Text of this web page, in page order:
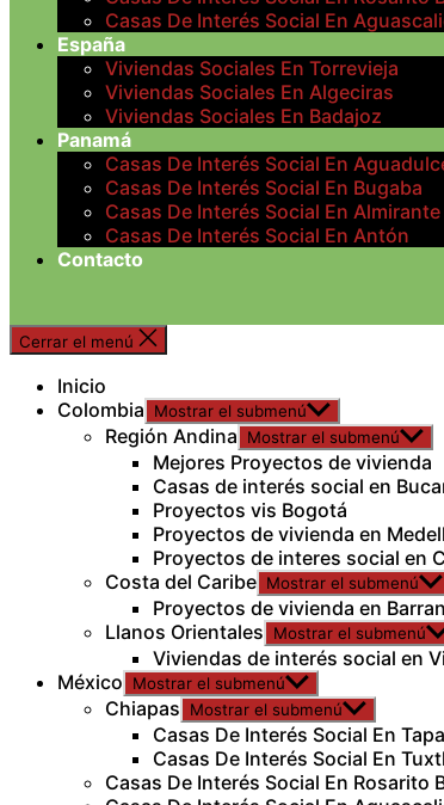
Casas De Interés Social En
España
Viviendas Sociales En Torrevieja
Viviendas Sociales En Algeciras
Viviendas Sociales En Badajoz
Panamá
Casas De Interés Social En
Casas De Interés Social En Bugaba
Casas De Interés Social En Almirante
Casas De Interés Social En Antón
Contacto
Cerrar el menú
Inicio
Colombia
Mostrar el submenú
Región Andina Mostrar el submenú
Mejores Proyectos de vivienda
Casas de interés social en
Proyectos vis Bogotá
Proyectos de vivienda en
Proyectos de interes social en
Costa del Caribe Mostrar el submenú
Proyectos de vivienda en
Llanos Orientales
Mostrar el submenú
Viviendas de interés social en
México
Mostrar el submenú
Chiapas Mostrar el submenú
Casas De Interés Social En
Casas De Interés Social En
Casas De Interés Social En Rosarito